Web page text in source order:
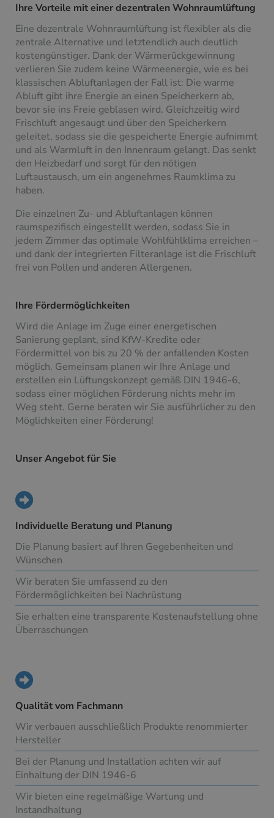
Ihre Vorteile mit einer dezentralen Wohnraumlüftung
Eine dezentrale Wohnraumlüftung ist flexibler als die
zentrale Alternative und letztendlich auch deutlich
kostengünstiger. Dank der Wärmerückgewinnung
verlieren Sie zudem keine Wärmeenergie, wie es bei
klassischen Abluftanlagen der Fall ist: Die warme
Abluft gibt ihre Energie an einen Speicherkern ab,
bevor sie ins Freie geblasen wird. Gleichzeitig wird
Frischluft angesaugt und über den Speicherkern
geleitet, sodass sie die gespeicherte Energie aufnimmt
und als Warmluft in den Innenraum gelangt. Das senkt
den Heizbedarf und sorgt für den nötigen
Luftaustausch, um ein angenehmes Raumklima zu
haben.
Die einzelnen Zu- und Abluftanlagen können
raumspezifisch eingestellt werden, sodass Sie in
jedem Zimmer das optimale Wohlfühlklima erreichen –
und dank der integrierten Filteranlage ist die Frischluft
frei von Pollen und anderen Allergenen.
Ihre Fördermöglichkeiten
Wird die Anlage im Zuge einer energetischen
Sanierung geplant, sind KfW-Kredite oder
Fördermittel von bis zu 20 % der anfallenden Kosten
möglich. Gemeinsam planen wir Ihre Anlage und
erstellen ein Lüftungskonzept gemäß DIN 1946-6,
sodass einer möglichen Förderung nichts mehr im
Weg steht. Gerne beraten wir Sie ausführlicher zu den
Möglichkeiten einer Förderung!
Unser Angebot für Sie
Individuelle Beratung und Planung
Die Planung basiert auf Ihren Gegebenheiten und
Wünschen
Wir beraten Sie umfassend zu den
Fördermöglichkeiten bei Nachrüstung
Sie erhalten eine transparente Kostenaufstellung ohne
Überraschungen
Qualität vom Fachmann
Wir verbauen ausschließlich Produkte renommierter
Hersteller
Bei der Planung und Installation achten wir auf
Einhaltung der DIN 1946-6
Wir bieten eine regelmäßige Wartung und
Instandhaltung